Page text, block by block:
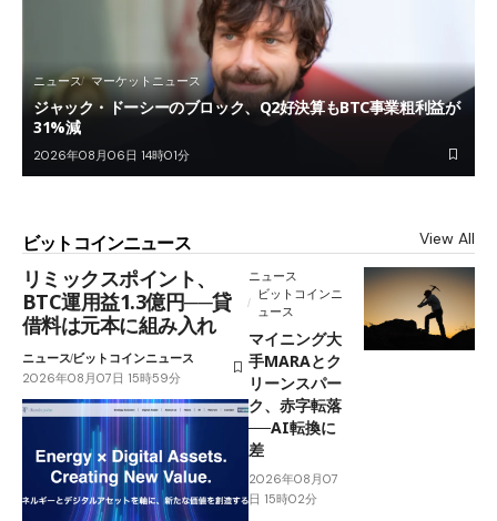
ニュース マーケットニュース
ジャック・ドーシーのブロック、Q2好決算もBTC事業粗利益が
31%減
2026年08月06日 14時01分
ビットコインニュース View All
リミックスポイント、
BTC運用益1.3億円──貸
借料は元本に組み入れ
ニュースビットコインニュース
2026年08月07日 15時59分
ニュース
ビットコインニ
ュース
マイニング大
手MARAとク
リーンスパー
ク、赤字転落
──AI転換に
差
2026年08月07
日 15時02分